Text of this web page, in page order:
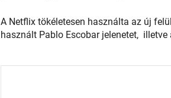
A Netflix tökéletesen használta az új
használt Pablo Escobar jelenetet, illetve